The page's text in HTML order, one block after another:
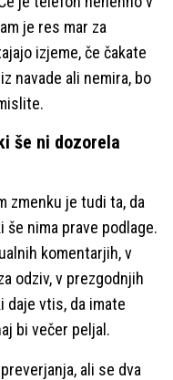
je res mar za
izjeme, če čakate
navade ali nemira, bo
še ni dozorela
zmenku je tudi ta, da
nima prave podlage.
komentarjih, v
odziv, v prezgodnjih
daje vtis, da imate
bi večer peljal.
ali se dva